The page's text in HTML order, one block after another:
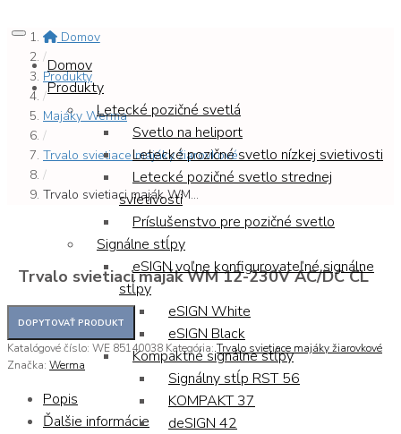
Domov
Produkty
Letecké pozičné svetlá
Svetlo na heliport
Letecké pozičné svetlo nízkej svietivosti
Letecké pozičné svetlo strednej
svietivosti
Príslušenstvo pre pozičné svetlo
Signálne stĺpy
eSIGN voľne konfigurovateľné signálne
stĺpy
eSIGN White
eSIGN Black
Kompaktné signálne stĺpy
Signálny stĺp RST 56
KOMPAKT 37
deSIGN 42
Domov
/
Produkty
/
Majáky Werma
/
Trvalo svietiace majáky žiarovkové
/
Trvalo svietiaci maják WM...
Trvalo svietiaci maják WM 12-230V AC/DC CL
Katalógové číslo: WE 85140038 Kategória:Trvalo svietiace majáky žiarovkové
Značka: Werma
Popis
Ďalšie informácie